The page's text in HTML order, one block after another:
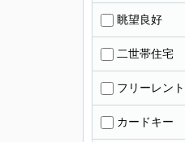
眺望良好
二世帯住宅
フリーレント
カードキー